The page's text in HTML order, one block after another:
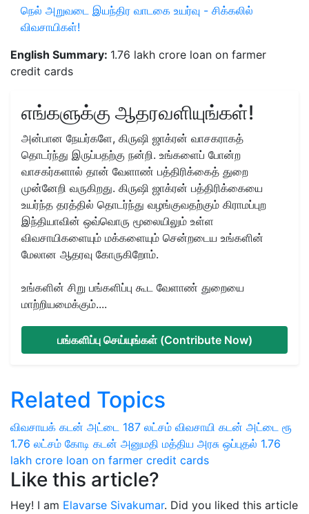
நெல் அறுவடை இயந்திர வாடகை உயர்வு - சிக்கலில்
விவசாயிகள்!
English Summary: 1.76 lakh crore loan on farmer
credit cards
எங்களுக்கு ஆதரவளியுங்கள்!
அன்பான நேயர்களே, கிருஷி ஜாக்ரன் வாசகராகத்
தொடர்ந்து இருப்பதற்கு நன்றி. உங்களைப் போன்ற
வாசகர்களால் தான் வேளாண் பத்திரிக்கைத் துறை
முன்னேறி வருகிறது. கிருஷி ஜாக்ரன் பத்திரிக்கையை
உயர்ந்த தரத்தில் தொடர்ந்து வழங்குவதற்கும் கிராமப்புற
இந்தியாவின் ஒவ்வொரு மூலையிலும் உள்ள
விவசாயிகளையும் மக்களையும் சென்றடைய உங்களின்
மேலான ஆதரவு கோருகிறோம்.
உங்களின் சிறு பங்களிப்பு கூட வேளாண் துறையை
மாற்றியமைக்கும்....
பங்களிப்பு செய்யுங்கள் (Contribute Now)
Related Topics
விவசாயக் கடன் அட்டை 187 லட்சம் விவசாயி கடன் அட்டை ரூ
1.76 லட்சம் கோடி கடன் அனுமதி மத்திய அரசு ஒப்புதல் 1.76
lakh crore loan on farmer credit cards
Like this article?
Hey! I am Elavarse Sivakumar. Did you liked this article